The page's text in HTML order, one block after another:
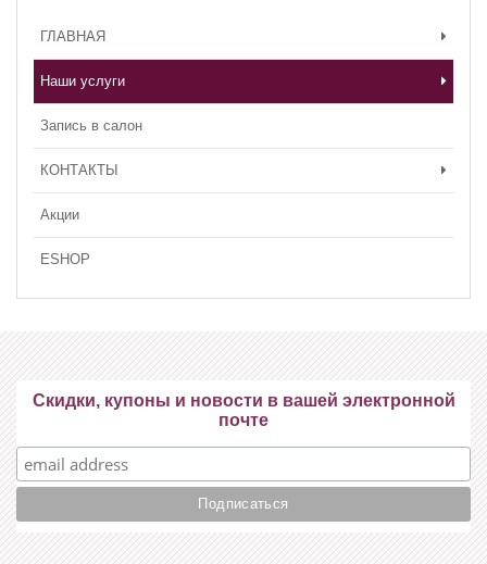
ГЛАВНАЯ
Наши услуги
Запись в салон
КОНТАКТЫ
Акции
ESHOP
Скидки, купоны и новости в вашей электронной
почте